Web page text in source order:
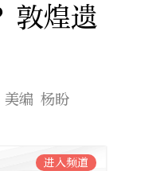
敦煌遗
编 杨盼
进入频道